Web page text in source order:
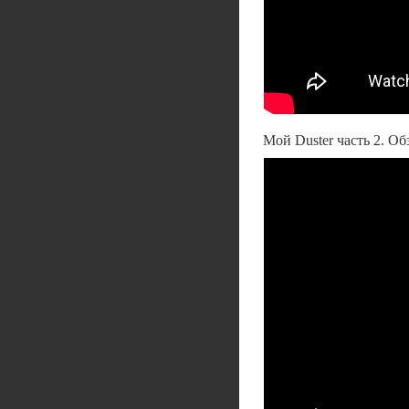
Мой Duster часть 2.